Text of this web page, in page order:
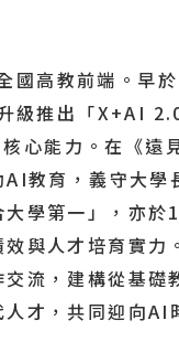
高教前端。早
級推出「X+AI
能力。在《遠
教育，義守大
學第一」，亦
與人才培育實
流，建構從基
才，共同迎向AI